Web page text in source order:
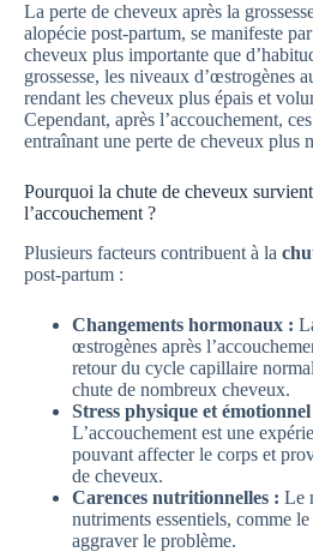
La perte de cheveux après la
alopécie post-partum, se manifeste
cheveux plus importante que
grossesse, les niveaux d’œstrogènes
rendant les cheveux plus épais et
Cependant, après l’accouchement,
entraînant une perte de cheveux plus
Pourquoi la chute de cheveux
l’accouchement ?
Plusieurs facteurs contribuent à la
post-partum :
Changements hormonaux :
œstrogènes après
retour du cycle capillaire
chute de nombreux cheveux.
Stress physique et
L’accouchement est une
pouvant affecter le corps et
de cheveux.
Carences nutritionnelles : Le
nutriments essentiels, comme
aggraver le problème.